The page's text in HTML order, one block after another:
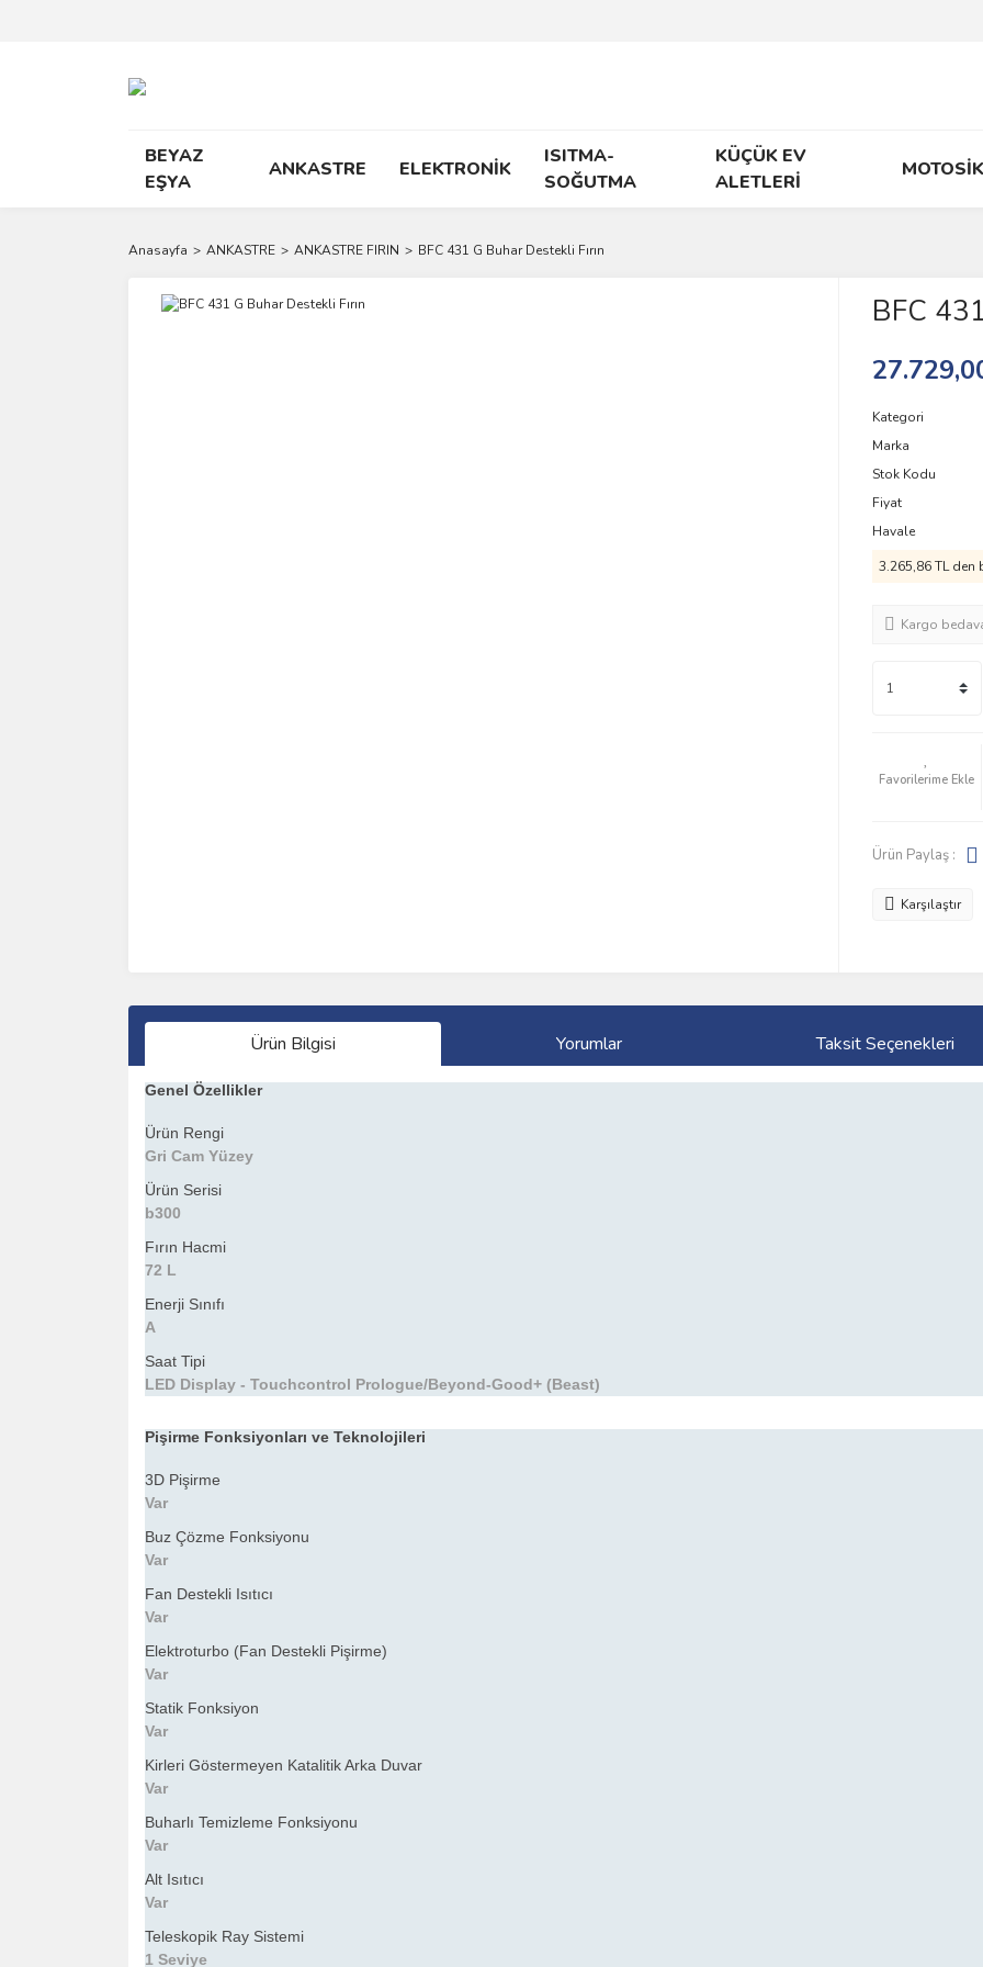
BEYAZ
EŞYA
ANKASTRE ELEKTRONİK
ISITMA-
SOĞUTMA
KÜÇÜK EV
ALETLERİ
Anasayfa ANKASTRE ANKASTRE FIRIN BFC 431 G Buhar Destekli Fırın
BFC
Kategori
Marka
Stok Kodu
Fiyat
Havale
3.265,86 TL den
Kargo
Ürün Paylaş :
Karşılaştır
Ürün Bilgisi Yorumlar Taksit Seçenekleri
Genel Özellikler
Ürün Rengi
Gri Cam Yüzey
Ürün Serisi
b300
Fırın Hacmi
72 L
Enerji Sınıfı
A
Saat Tipi
LED Display - Touchcontrol Prologue/Beyond-Good+ (Beast)
Pişirme Fonksiyonları ve Teknolojileri
3D Pişirme
Var
Buz Çözme Fonksiyonu
Var
Fan Destekli Isıtıcı
Var
Elektroturbo (Fan Destekli Pişirme)
Var
Statik Fonksiyon
Var
Kirleri Göstermeyen Katalitik Arka Duvar
Var
Buharlı Temizleme Fonksiyonu
Var
Alt Isıtıcı
Var
Teleskopik Ray Sistemi
1 Seviye